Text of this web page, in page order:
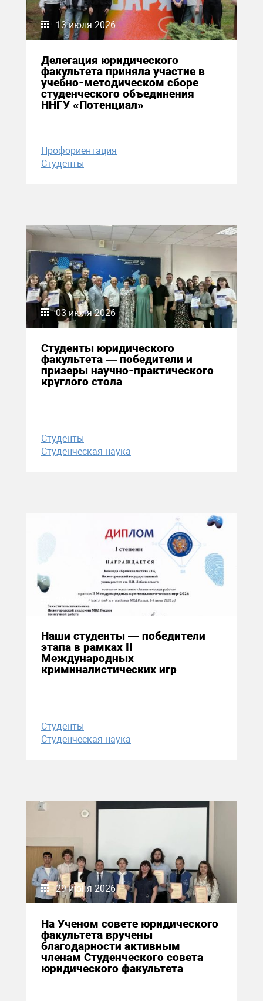
13 июля 2026
Делегация юридического
факультета приняла участие в
учебно-методическом сборе
студенческого объединения
ННГУ «Потенциал»
Профориентация
Студенты
03 июля 2026
Студенты юридического
факультета — победители и
призеры научно-практического
круглого стола
Студенты
Студенческая наука
29 июня 2026
Наши студенты — победители
этапа в рамках II
Международных
криминалистических игр
Студенты
Студенческая наука
29 июня 2026
На Ученом совете юридического
факультета вручены
благодарности активным
членам Студенческого совета
юридического факультета